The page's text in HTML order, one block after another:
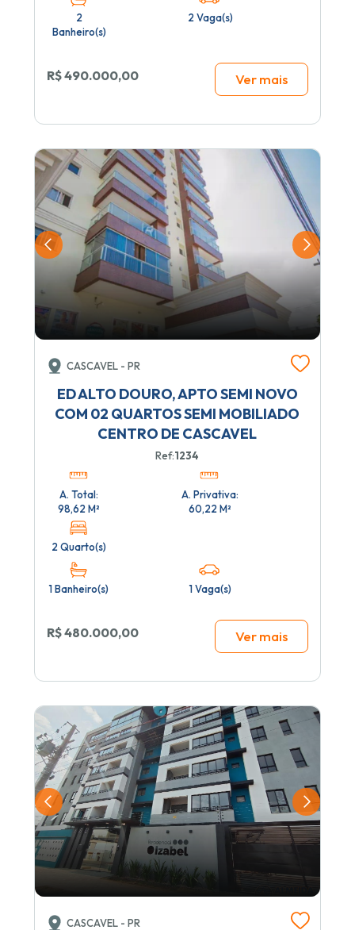
2
Banheiro(s)
2 Vaga(s)
R$ 490.000,00 Ver mais
CASCAVEL - PR
ED ALTO DOURO, APTO SEMI NOVO
COM 02 QUARTOS SEMI MOBILIADO
CENTRO DE CASCAVEL
Ref:1234
A. Total:
98,62 M²
A. Privativa:
60,22 M²
2 Quarto(s)
1 Banheiro(s) 1 Vaga(s)
R$ 480.000,00 Ver mais
CASCAVEL - PR